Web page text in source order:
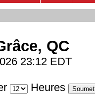
QC
23:12 EDT
Heures